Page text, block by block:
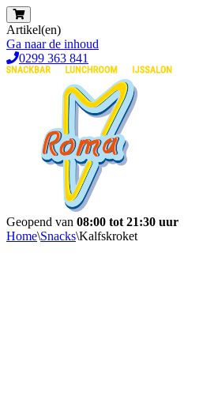
Artikel(en)
Ga naar de inhoud
0299 363 841
Geopend van 08:00 tot 21:30 uur
Home\Snacks\Kalfskroket